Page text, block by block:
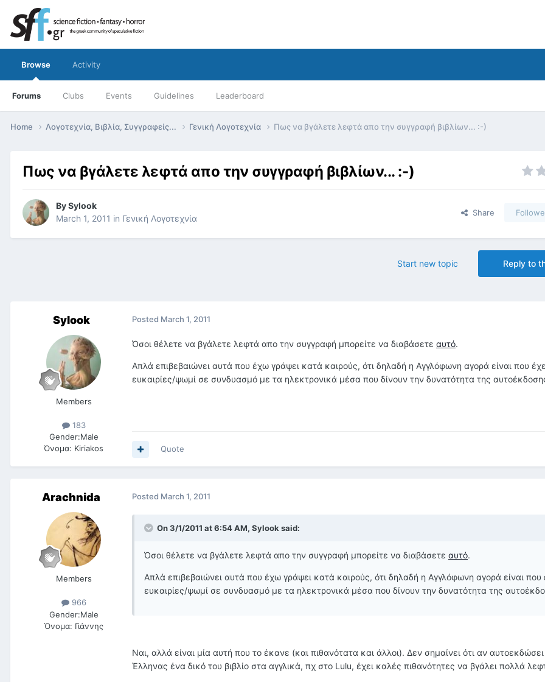
Browse
Forums Clubs Events Guidelines Leaderboard
Activity
Home Λογοτεχνία, Βιβλία, Συγγραφείς... Γενική Λογοτεχνία Πως να βγάλετε λεφτά απο την συγγραφή βιβλίων... :-)
Πως να βγάλετε λεφτά απο την συγγραφή βιβλίων... :-)
BySylook
March 1, 2011 in Γενική Λογοτεχνία
Share
Reply to
Start new topic
Sylook
Members
183
Gender:Male
Όνομα: Kiriakos
Posted March 1, 2011
Όσοι θέλετε να βγάλετε λεφτά απο την συγγραφή μπορείτε να διαβάσετε αυτό.
Απλά επιβεβαιώνει αυτά που έχω γράψει κατά καιρούς, ότι δηλαδή η Αγγλόφωνη αγορά είναι που
ευκαιρίες/ψωμί σε συνδυασμό με τα ηλεκτρονικά μέσα που δίνουν την δυνατότητα της
Quote
Arachnida
Members
966
Gender:Male
Όνομα: Γιάννης
Posted March 1, 2011
On 3/1/2011 at 6:54 AM, Sylook said:
Όσοι θέλετε να βγάλετε λεφτά απο την συγγραφή μπορείτε να διαβάσετε αυτό.
Απλά επιβεβαιώνει αυτά που έχω γράψει κατά καιρούς, ότι δηλαδή η Αγγλόφωνη αγορά είναι που
ευκαιρίες/ψωμί σε συνδυασμό με τα ηλεκτρονικά μέσα που δίνουν την δυνατότητα της
Ναι, αλλά είναι μία αυτή που το έκανε (και πιθανότατα και άλλοι). Δεν σημαίνει ότι αν
Έλληνας ένα δικό του βιβλίο στα αγγλικά, πχ στο Lulu, έχει καλές πιθανότητες να βγάλει πολλά